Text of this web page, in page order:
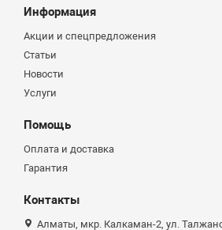
Информация
Акции и спецпредложения
Статьи
Новости
Услуги
Помощь
Оплата и доставка
Гарантия
Контакты
Алматы, мкр. Калкаман-2, ул.